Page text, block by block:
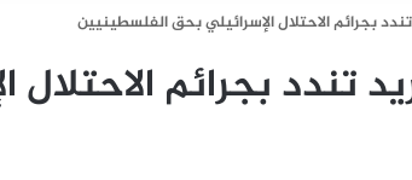
بجرائم الاحتلال الإسرائيلي بحق الفلسطينيين
بجرائم الاحتلال